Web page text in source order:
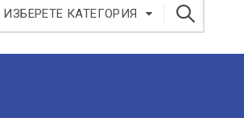
ИЗБЕРЕТЕ КАТЕГОРИЯ